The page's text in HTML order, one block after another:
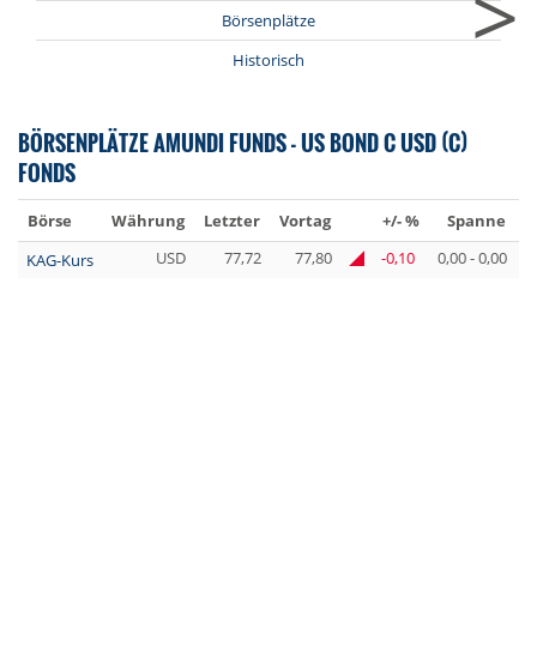
Börsenplätze
Historisch
BÖRSENPLÄTZE AMUNDI FUNDS - US BOND C USD (C)
FONDS
Börse Währung Letzter Vortag +/- % Spanne
KAG-Kurs
USD 77,72 77,80 -0,10 0,00 - 0,00